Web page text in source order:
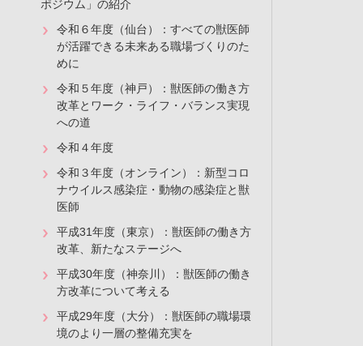
ポジウム」の紹介
令和６年度（仙台）：すべての獣医師
が活躍できる未来ある職場づくりのた
めに
令和５年度（神戸）：獣医師の働き方
改革とワーク・ライフ・バランス実現
への道
令和４年度
令和３年度（オンライン）：新型コロ
ナウイルス感染症・動物の感染症と獣
医師
平成31年度（東京）：獣医師の働き方
改革、新たなステージへ
平成30年度（神奈川）：獣医師の働き
方改革について考える
平成29年度（大分）：獣医師の職場環
境のより一層の整備充実を